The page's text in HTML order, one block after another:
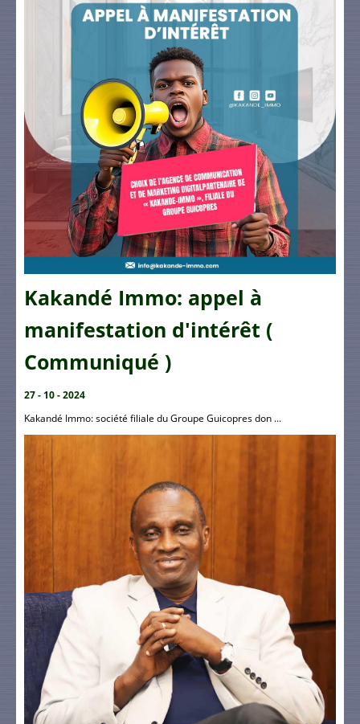
Kakandé Immo: appel à
manifestation d'intérêt (
Communiqué )
27 - 10 - 2024
Kakandé Immo: société filiale du Groupe Guicopres don ...